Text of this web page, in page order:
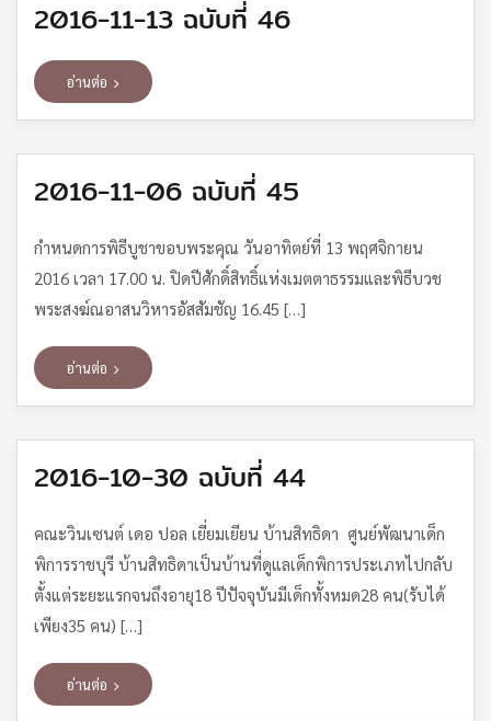
2016-11-13 ฉบับที่ 46
อ่านต่อ
2016-11-06 ฉบับที่ 45
กำหนดการพิธีบูชาขอบพระคุณ วันอาทิตย์ที่ 13 พฤศจิกายน
2016 เวลา 17.00 น. ปิดปีศักดิ์สิทธิ์แห่งเมตตาธรรมและพิธีบวช
พระสงฆ์ณอาสนวิหารอัสสัมชัญ 16.45 […]
อ่านต่อ
2016-10-30 ฉบับที่ 44
คณะวินเซนต์ เดอ ปอล เยี่ยมเยียน บ้านสิทธิดา ศูนย์พัฒนาเด็ก
พิการราชบุรี บ้านสิทธิดาเป็นบ้านที่ดูแลเด็กพิการประเภทไปกลับ
ตั้งแต่ระยะแรกจนถึงอายุ18 ปีปัจจุบันมีเด็กทั้งหมด28 คน(รับได้
เพียง35 คน) […]
อ่านต่อ